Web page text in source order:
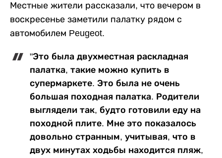
Местные жители рассказали, что вечером в
воскресенье заметили палатку рядом с
автомобилем Peugeot.
"Это была двухместная раскладная
палатка, такие можно купить в
супермаркете. Это была не очень
большая походная палатка. Родители
выглядели так, будто готовили еду на
походной плите. Мне это показалось
довольно странным, учитывая, что в
двух минутах ходьбы находится пляж,